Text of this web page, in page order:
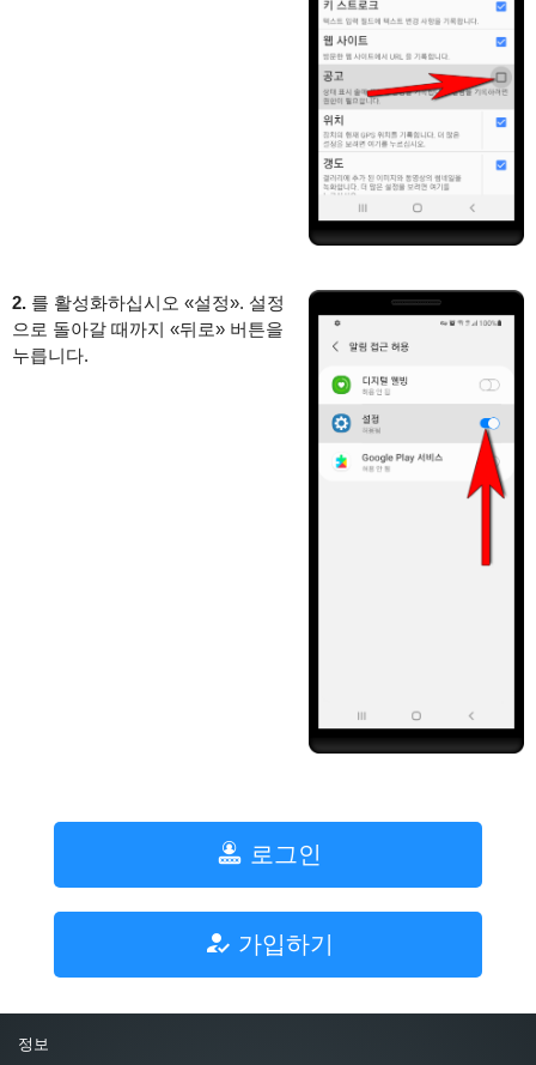
2. 를 활성화하십시오 «설정». 설정
으로 돌아갈 때까지 «뒤로» 버튼을
누릅니다.
로그인
가입하기
정보